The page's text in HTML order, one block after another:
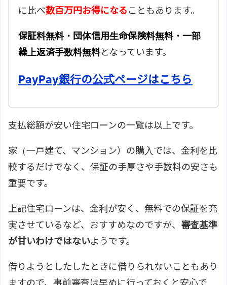
に比べ数百万円お得になる こともあります。
保証料無料・団体信用生命保険料無料・一部
繰上返済手数料無料となっています。
PayPay銀行の公式ページはこちら
支払総額が安い住宅ローンの一覧は以上です。
家（一戸建て、マンション）の購入では、金利を比
較するだけでなく、保証の手厚さや手数料の安さも
重要です。
上記住宅ローンは、金利が安く、無料での保証を充
実させているなど、おすすめなのですが、 審査基準
が甘いわけではないようです。
借りようとしたしたときに借りられないこともあり
ますので、事前審査は早めに行っておくと安心で